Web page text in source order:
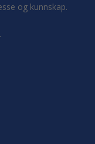
og kunnskap.